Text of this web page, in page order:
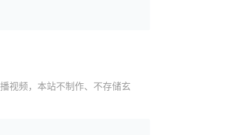
视频，本站不制作、不存储玄